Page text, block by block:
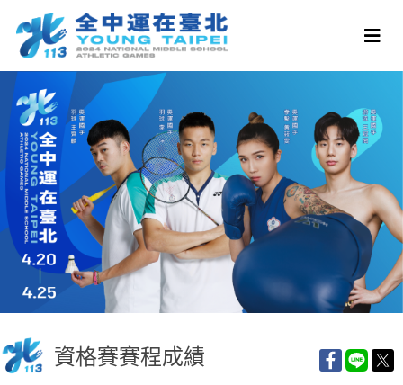
資格賽賽程成績